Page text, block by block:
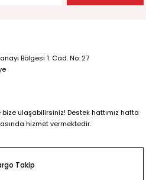
Bölgesi 1. Cad. No: 27
ulaşabilirsiniz! Destek hattımız hafta
hizmet vermektedir.
Takip